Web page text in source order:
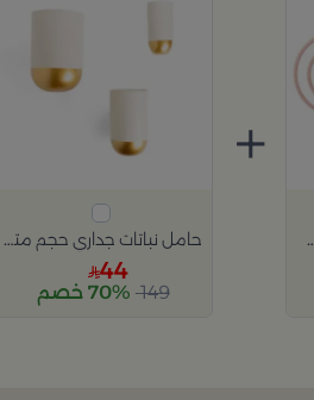
من ازهى
+
حامل نباتات جداري حجم متوسط من بيور
44
149 70% خصم